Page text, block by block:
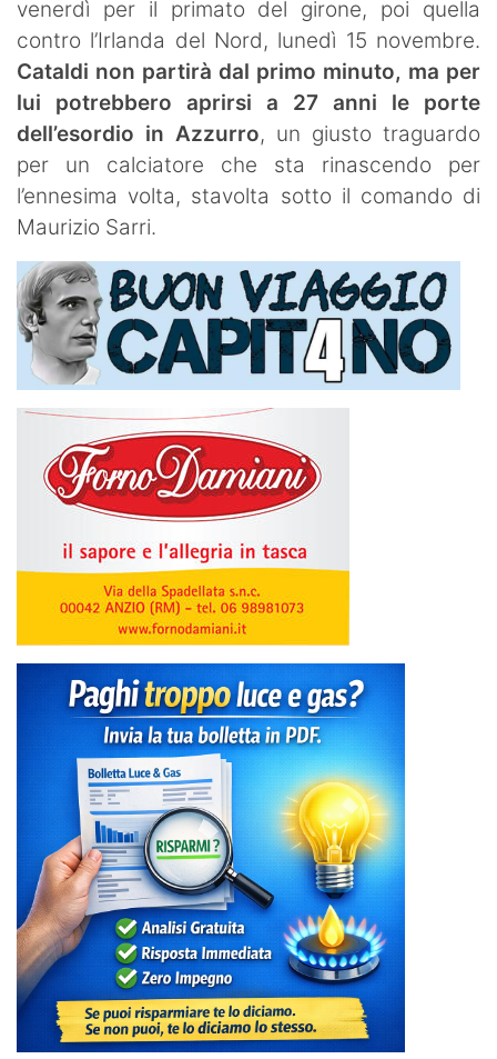
venerdì per il primato del girone, poi quella
contro l’Irlanda del Nord, lunedì 15 novembre.
Cataldi non partirà dal primo minuto, ma per
lui potrebbero aprirsi a 27 anni le porte
dell’esordio in Azzurro, un giusto traguardo
per un calciatore che sta rinascendo per
l’ennesima volta, stavolta sotto il comando di
Maurizio Sarri.